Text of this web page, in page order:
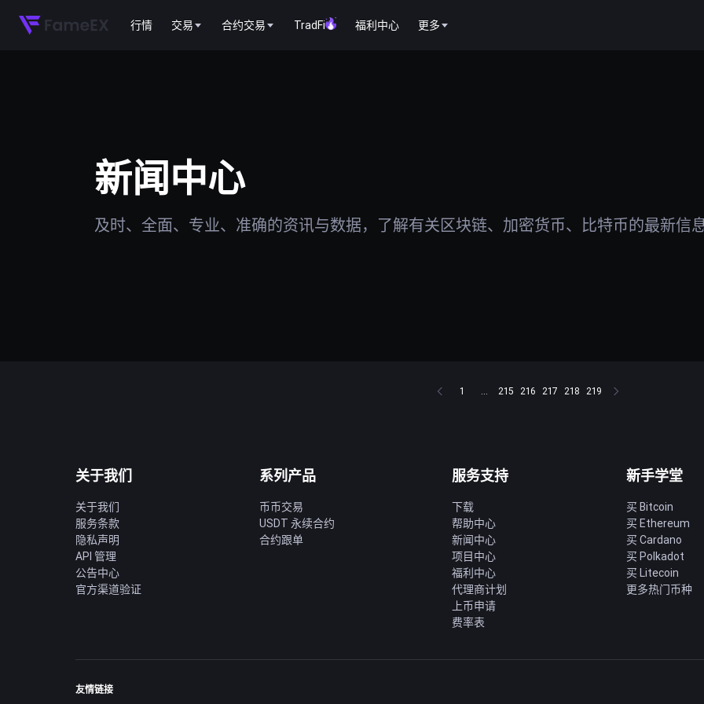
行情 交易 合约交易 TradFi 福利中心 更多
新闻中心
及时、全面、专业、准确的资讯与数据，了解有关区块链、加密货币、比特币的最新信
1 ... 215 216 217 218 219
关于我们
关于我们
服务条款
隐私声明
API 管理
公告中心
官方渠道验证
系列产品
币币交易
USDT 永续合约
合约跟单
服务支持
下载
帮助中心
新闻中心
项目中心
福利中心
代理商计划
上币申请
费率表
新手学堂
买 Bitcoin
买 Ethereum
买 Cardano
买 Polkadot
买 Litecoin
更多热门币种
友情链接